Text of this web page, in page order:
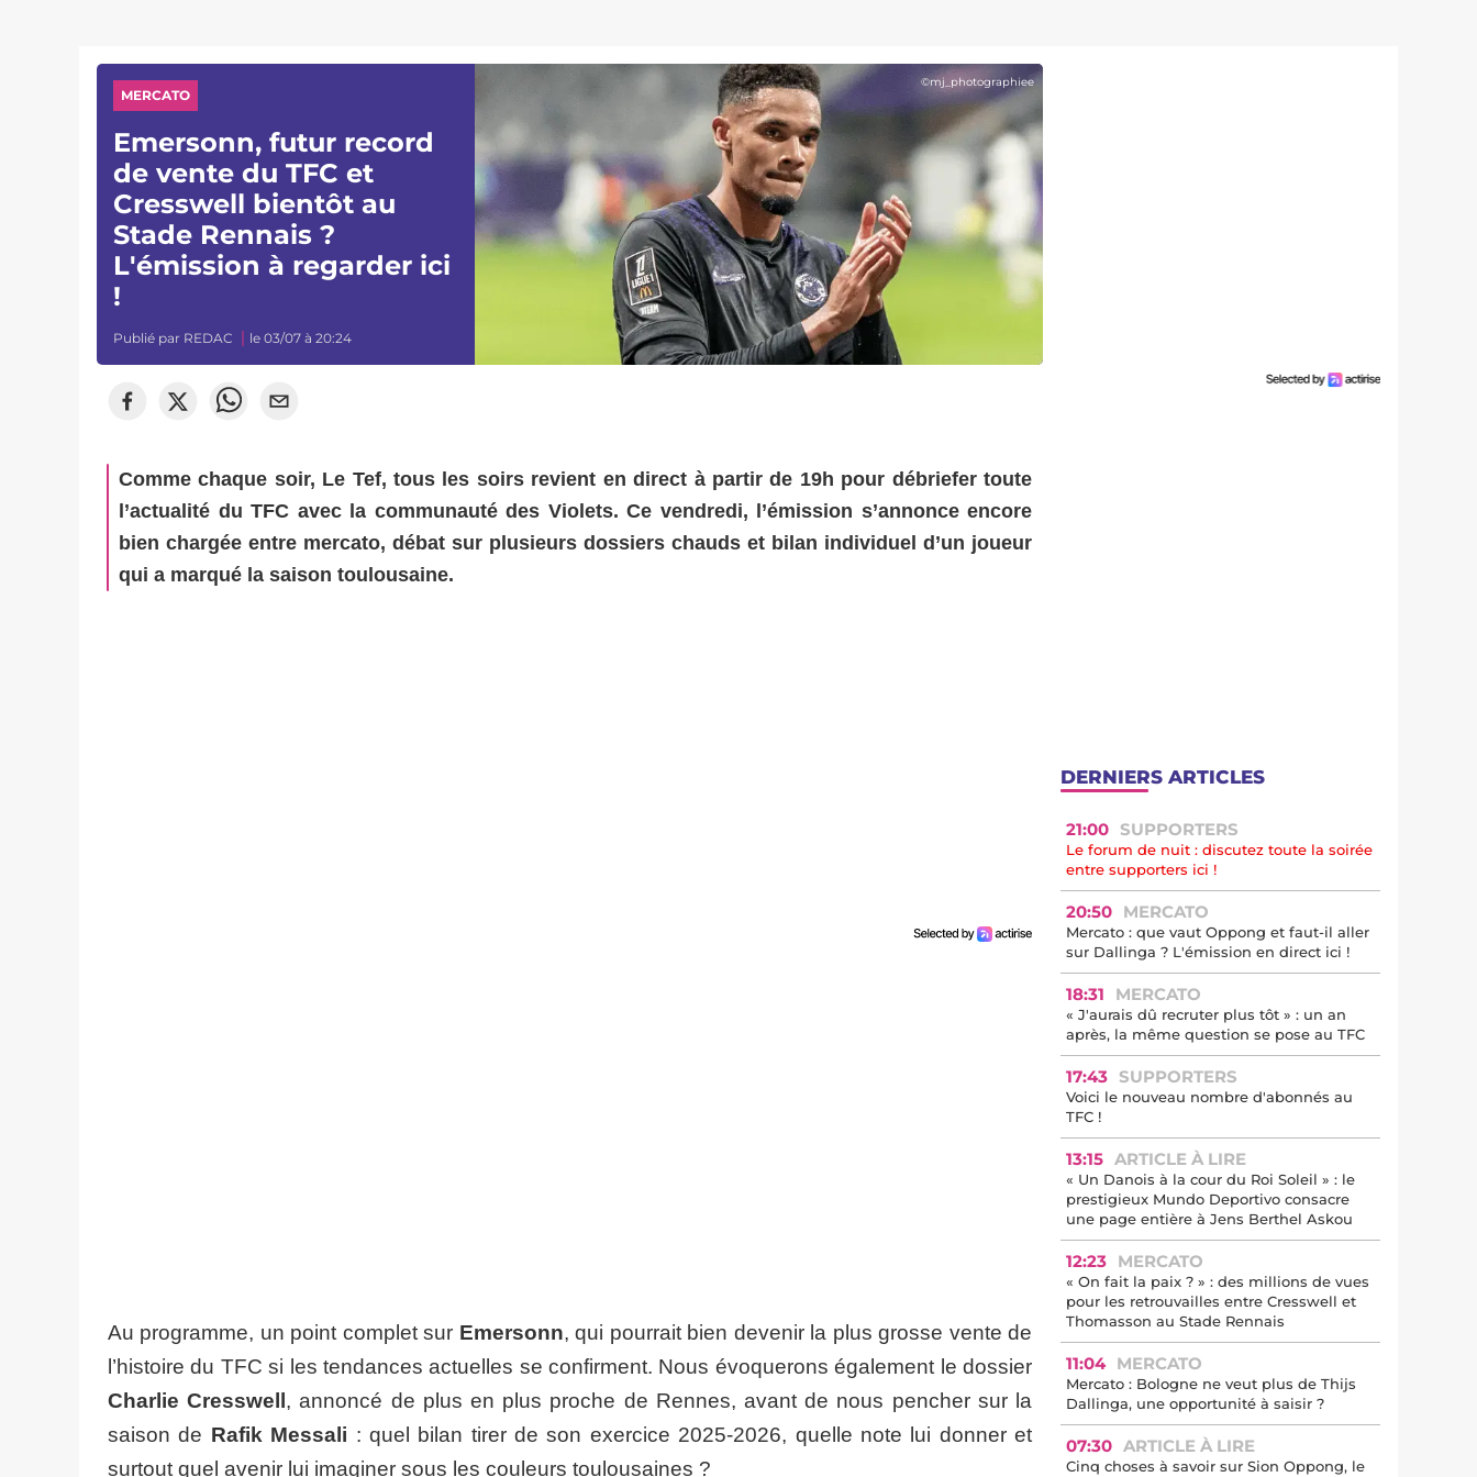
©mj_photographiee
MERCATO
Emersonn, futur record
de vente du TFC et
Cresswell bientôt au
Stade Rennais ?
L'émission à regarder ici
!
Publié par REDAC le 03/07 à 20:24
Comme chaque soir, Le Tef, tous les soirs revient en direct à partir de 19h pour débriefer toute
l’actualité du TFC avec la communauté des Violets. Ce vendredi, l’émission s’annonce encore
bien chargée entre mercato, débat sur plusieurs dossiers chauds et bilan individuel d’un joueur
qui a marqué la saison toulousaine.
Au programme, un point complet sur Emersonn, qui pourrait bien devenir la plus grosse vente de
l’histoire du TFC si les tendances actuelles se confirment. Nous évoquerons également le dossier
Charlie Cresswell , annoncé de plus en plus proche de Rennes, avant de nous pencher sur la
saison de Rafik Messali : quel bilan tirer de son exercice 2025-2026, quelle note lui donner et
surtout quel avenir lui imaginer sous les couleurs toulousaines ?
DERNIERS ARTICLES
21:00 SUPPORTERS
Le forum de nuit : discutez toute la soirée
entre supporters ici !
20:50 MERCATO
Mercato : que vaut Oppong et faut-il aller
sur Dallinga ? L'émission en direct ici !
18:31 MERCATO
« J'aurais dû recruter plus tôt » : un an
après, la même question se pose au TFC
17:43 SUPPORTERS
Voici le nouveau nombre d'abonnés au
TFC !
13:15 ARTICLE À LIRE
« Un Danois à la cour du Roi Soleil » : le
prestigieux Mundo Deportivo consacre
une page entière à Jens Berthel Askou
12:23 MERCATO
« On fait la paix ? » : des millions de vues
pour les retrouvailles entre Cresswell et
Thomasson au Stade Rennais
11:04 MERCATO
Mercato : Bologne ne veut plus de Thijs
Dallinga, une opportunité à saisir ?
07:30 ARTICLE À LIRE
Cinq choses à savoir sur Sion Oppong, le